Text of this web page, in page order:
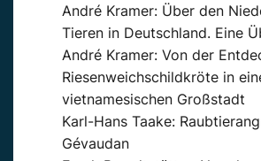
André Kramer: Über den
Tieren in Deutschland. Eine
André Kramer: Von der
Riesenweichschildkröte in
vietnamesischen Großstadt
Karl-Hans Taake:
Gévaudan